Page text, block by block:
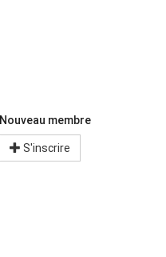
Nouveau membre
S'inscrire